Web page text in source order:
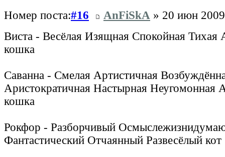
Номер поста:#16 AnFiSkA » 20 июн
Виста - Весёлая Изящная Спокойная Тихая
кошка
Саванна - Смелая Артистичная
Аристократичная Настырная Неугомонная
кошка
Рокфор - Разборчивый
Фантастический Отчаянный Развесёлый кот